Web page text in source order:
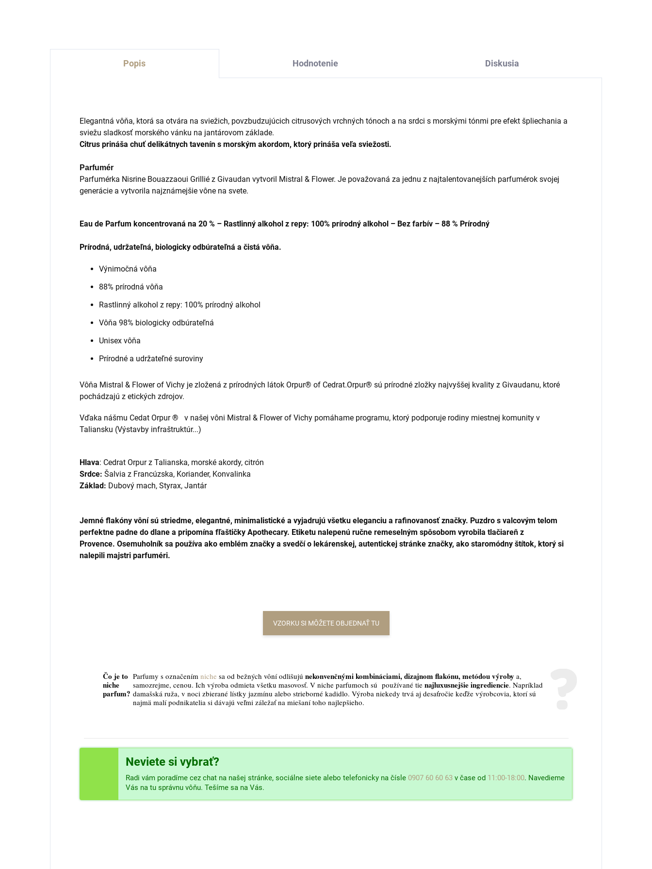
Popis Hodnotenie Diskusia
Elegantná vôňa, ktorá sa otvára na sviežich, povzbudzujúcich citrusových vrchných tónoch a na srdci s morskými tónmi pre efekt špliechania a
sviežu sladkosť morského vánku na jantárovom základe.
Citrus prináša chuť delikátnych tavenín s morským akordom, ktorý prináša veľa sviežosti.
Parfumér
Parfumérka Nisrine Bouazzaoui Grillié z Givaudan vytvoril Mistral & Flower. Je považovaná za jednu z najtalentovanejších parfumérok svojej
generácie a vytvorila najznámejšie vône na svete.
Eau de Parfum koncentrovaná na 20 % – Rastlinný alkohol z repy: 100% prírodný alkohol – Bez farbív – 88 % Prírodný
Prírodná, udržateľná, biologicky odbúrateľná a čistá vôňa.
Výnimočná vôňa
88% prírodná vôňa
Rastlinný alkohol z repy: 100% prírodný alkohol
Vôňa 98% biologicky odbúrateľná
Unisex vôňa
Prírodné a udržateľné suroviny
Vôňa Mistral & Flower of Vichy je zložená z prírodných látok Orpur® of Cedrat.Orpur® sú prírodné zložky najvyššej kvality z Givaudanu, ktoré
pochádzajú z etických zdrojov.
Vďaka nášmu Cedat Orpur ®
v našej vôni Mistral & Flower of Vichy pomáhame programu, ktorý podporuje rodiny miestnej komunity v
Taliansku (Výstavby infraštruktúr...)
Hlava: Cedrat Orpur z Talianska, morské akordy, citrón
Srdce: Šalvia z Francúzska, Koriander, Konvalinka
Základ: Dubový mach, Styrax, Jantár
Jemné flakóny vôní sú striedme, elegantné, minimalistické a vyjadrujú všetku eleganciu a rafinovanosť značky. Puzdro s valcovým telom
perfektne padne do dlane a pripomína fľaštičky Apothecary. Etiketu nalepenú ručne remeselným spôsobom vyrobila tlačiareň z
Provence. Osemuholník sa používa ako emblém značky a svedčí o lekárenskej, autentickej stránke značky, ako staromódny štítok, ktorý si
nalepili majstri parfuméri.
VZORKU SI MÔŽETE OBJEDNAŤ TU
Čo je to
niche
parfum?
Parfumy s označením niche sa od bežných vôní odlišujú nekonvenčnými kombináciami, dizajnom flakónu, metódou výroby a,
samozrejme, cenou. Ich výroba odmieta všetku masovosť. V niche parfumoch sú používané tie najluxusnejšie ingrediencie. Napríklad
damašská ruža, v noci zbierané lístky jazmínu alebo strieborné kadidlo. Výroba niekedy trvá aj desaťročie keďže výrobcovia, ktorí sú
najmä malí podnikatelia si dávajú veľmi záležať na miešaní toho najlepšieho.
Neviete si vybrať?
Radi vám poradíme cez chat na našej stránke, sociálne siete alebo telefonicky na čísle 0907 60 60 63 v čase od 11:00-18:00. Navedieme
Vás na tu správnu vôňu. Tešíme sa na Vás.